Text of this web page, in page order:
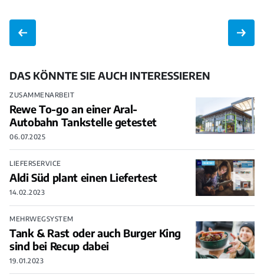
DAS KÖNNTE SIE AUCH INTERESSIEREN
ZUSAMMENARBEIT
Rewe To-go an einer Aral-
Autobahn Tankstelle getestet
06.07.2025
LIEFERSERVICE
Aldi Süd plant einen Liefertest
14.02.2023
MEHRWEGSYSTEM
Tank & Rast oder auch Burger King
sind bei Recup dabei
19.01.2023